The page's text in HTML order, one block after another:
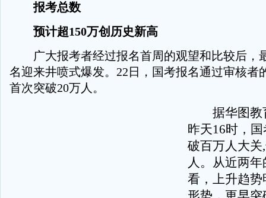
报考总数
预计超150万创历史新高
广大报考者经过报名首周的观望和比较后，
名迎来井喷式爆发。22日，国考报名通过审核者
首次突破20万人。
据华图教
昨天16时，
破百万人大关
人。从近两
看，上升趋